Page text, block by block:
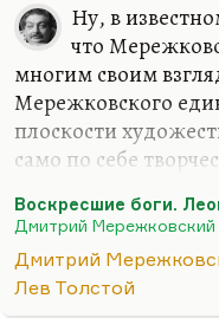
Ну, в
что
многим своим
Мережковского
плоскости
само по себе
знаем, гораздо
годы как к
Мережковский
действительно
Воскресшие боги.
Дмитрий Мережковский
Дмитрий
Лев Толстой